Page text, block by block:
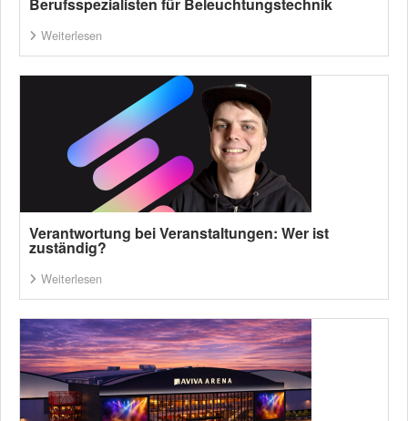
Weiterlesen
Verantwortung bei Veranstaltungen: Wer ist
zuständig?
Weiterlesen